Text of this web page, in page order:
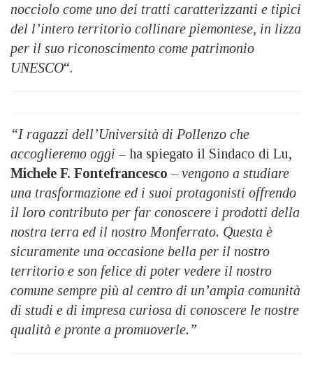
nocciolo come uno dei tratti caratterizzanti e tipici
del l’intero territorio collinare piemontese, in lizza
per il suo riconoscimento come patrimonio
UNESCO“.
“I ragazzi dell’Università di Pollenzo che
accoglieremo oggi – ha spiegato il Sindaco di Lu,
Michele F. Fontefrancesco – vengono a studiare
una trasformazione ed i suoi protagonisti offrendo
il loro contributo per far conoscere i prodotti della
nostra terra ed il nostro Monferrato. Questa è
sicuramente una occasione bella per il nostro
territorio e son felice di poter vedere il nostro
comune sempre più al centro di un’ampia comunità
di studi e di impresa curiosa di conoscere le nostre
qualità e pronte a promuoverle.”